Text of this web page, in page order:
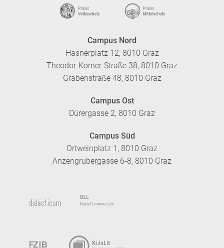
Campus Nord
Hasnerplatz 12, 8010 Graz
Theodor-Körner-Straße 38, 8010 Graz
Grabenstraße 48, 8010 Graz
Campus Ost
Dürergasse 2, 8010 Graz
Campus Süd
Ortweinplatz 1, 8010 Graz
Anzengrubergasse 6-8, 8010 Graz